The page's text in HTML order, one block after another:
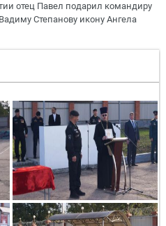
отец Павел подарил командиру
Степанову икону Ангела